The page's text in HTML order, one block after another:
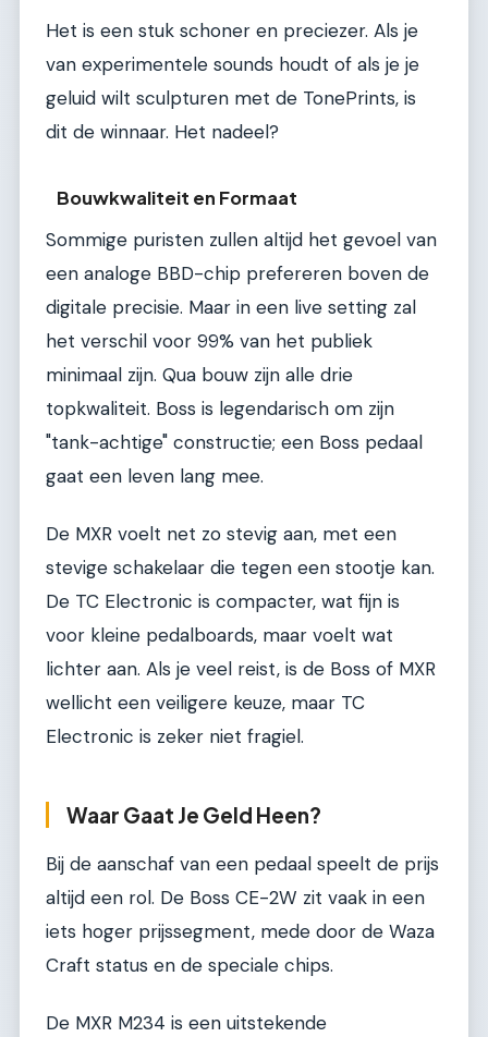
Het is een stuk schoner en preciezer. Als je
van experimentele sounds houdt of als je je
geluid wilt sculpturen met de TonePrints, is
dit de winnaar. Het nadeel?
Bouwkwaliteit en Formaat
Sommige puristen zullen altijd het gevoel van
een analoge BBD-chip prefereren boven de
digitale precisie. Maar in een live setting zal
het verschil voor 99% van het publiek
minimaal zijn. Qua bouw zijn alle drie
topkwaliteit. Boss is legendarisch om zijn
"tank-achtige" constructie; een Boss pedaal
gaat een leven lang mee.
De MXR voelt net zo stevig aan, met een
stevige schakelaar die tegen een stootje kan.
De TC Electronic is compacter, wat fijn is
voor kleine pedalboards, maar voelt wat
lichter aan. Als je veel reist, is de Boss of MXR
wellicht een veiligere keuze, maar TC
Electronic is zeker niet fragiel.
Waar Gaat Je Geld Heen?
Bij de aanschaf van een pedaal speelt de prijs
altijd een rol. De Boss CE-2W zit vaak in een
iets hoger prijssegment, mede door de Waza
Craft status en de speciale chips.
De MXR M234 is een uitstekende